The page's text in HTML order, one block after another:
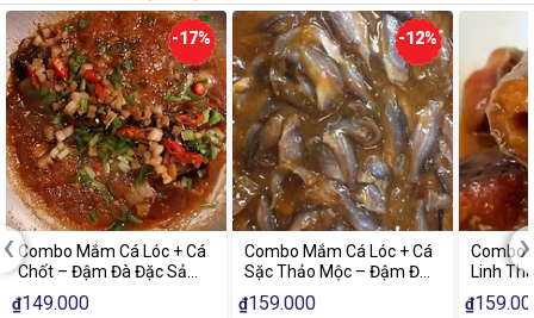
-17%
Combo Mắm Cá Lóc + Cá
Chốt – Đậm Đà Đặc Sản
Miền Tây
₫149.000
-12%
Combo Mắm Cá Lóc + Cá
Sặc Thảo Mộc – Đậm Đà
Hương Vị Miền Tây
₫159.000
Combo
Linh
Hương
₫
‹ ›